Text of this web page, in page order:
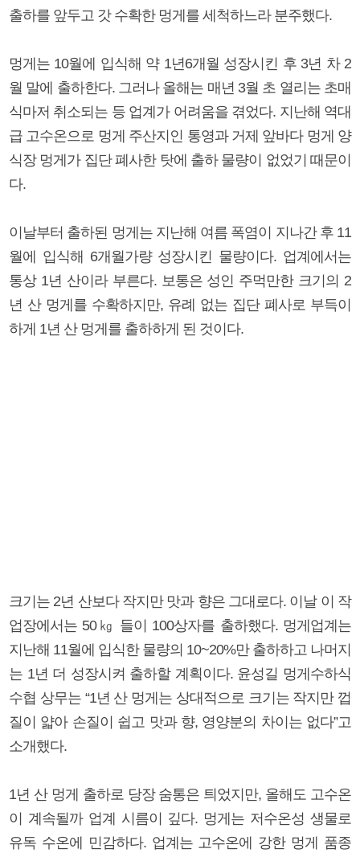
출하를 앞두고 갓 수확한 멍게를 세척하느라 분주했다.
멍게는 10월에 입식해 약 1년6개월 성장시킨 후 3년 차 2
월 말에 출하한다. 그러나 올해는 매년 3월 초 열리는 초매
식마저 취소되는 등 업계가 어려움을 겪었다. 지난해 역대
급 고수온으로 멍게 주산지인 통영과 거제 앞바다 멍게 양
식장 멍게가 집단 폐사한 탓에 출하 물량이 없었기 때문이
다.
이날부터 출하된 멍게는 지난해 여름 폭염이 지나간 후 11
월에 입식해 6개월가량 성장시킨 물량이다. 업계에서는
통상 1년 산이라 부른다. 보통은 성인 주먹만한 크기의 2
년 산 멍게를 수확하지만, 유례 없는 집단 폐사로 부득이
하게 1년 산 멍게를 출하하게 된 것이다.
크기는 2년 산보다 작지만 맛과 향은 그대로다. 이날 이 작
업장에서는 50㎏ 들이 100상자를 출하했다. 멍게업계는
지난해 11월에 입식한 물량의 10~20%만 출하하고 나머지
는 1년 더 성장시켜 출하할 계획이다. 윤성길 멍게수하식
수협 상무는 “1년 산 멍게는 상대적으로 크기는 작지만 껍
질이 얇아 손질이 쉽고 맛과 향, 영양분의 차이는 없다”고
소개했다.
1년 산 멍게 출하로 당장 숨통은 틔었지만, 올해도 고수온
이 계속될까 업계 시름이 깊다. 멍게는 저수온성 생물로
유독 수온에 민감하다. 업계는 고수온에 강한 멍게 품종